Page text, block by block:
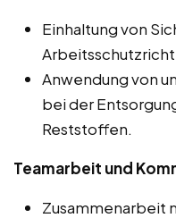
Einhaltung von
Anwendung von
bei der
Reststoffen.
Teamarbeit und
Zusammenarbeit